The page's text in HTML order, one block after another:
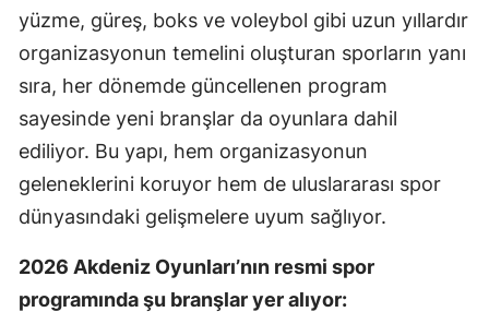
yüzme, güreş, boks ve voleybol gibi uzun yıllardır
organizasyonun temelini oluşturan sporların yanı
sıra, her dönemde güncellenen program
sayesinde yeni branşlar da oyunlara dahil
ediliyor. Bu yapı, hem organizasyonun
geleneklerini koruyor hem de uluslararası spor
dünyasındaki gelişmelere uyum sağlıyor.
2026 Akdeniz Oyunları’nın resmi spor
programında şu branşlar yer alıyor: